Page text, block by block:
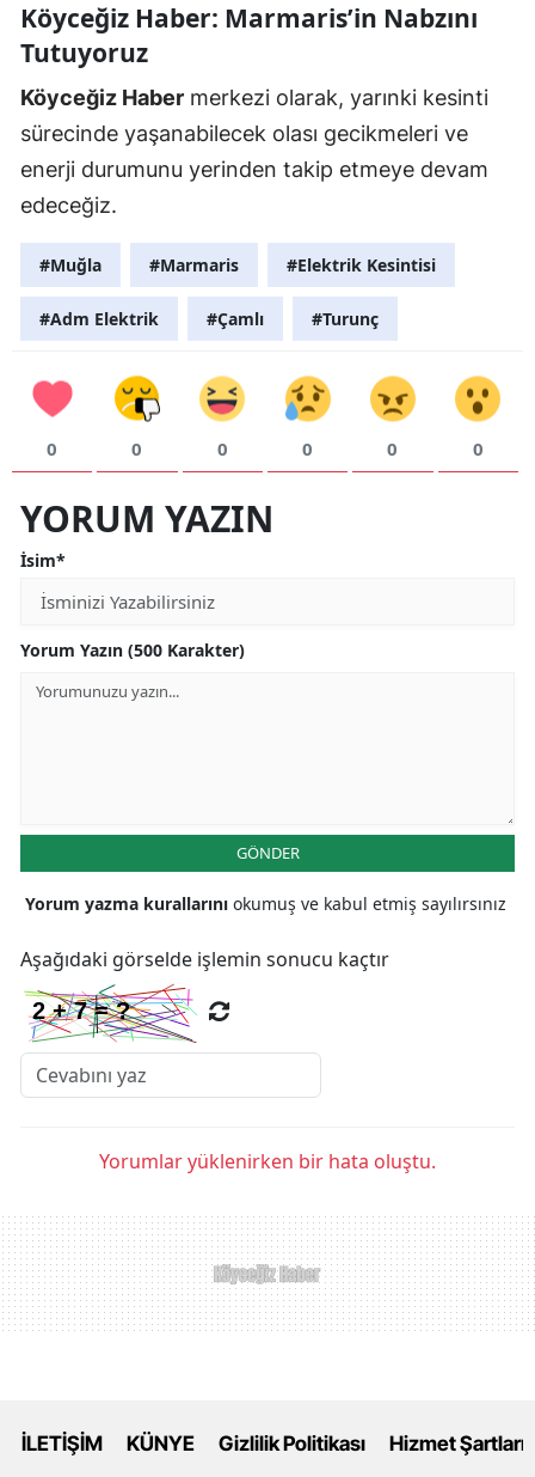
Köyceğiz Haber: Marmaris’in Nabzını
Tutuyoruz
Köyceğiz Haber merkezi olarak, yarınki kesinti
sürecinde yaşanabilecek olası gecikmeleri ve
enerji durumunu yerinden takip etmeye devam
edeceğiz.
#Muğla #Marmaris #Elektrik Kesintisi
#Adm Elektrik #Çamlı #Turunç
0 0 0 0 0 0
YORUM YAZIN
İsim*
Yorum Yazın (500 Karakter)
GÖNDER
Yorum yazma kurallarını okumuş ve kabul etmiş sayılırsınız
Aşağıdaki görselde işlemin sonucu kaçtır
Yorumlar yüklenirken bir hata oluştu.
İLETİŞİM KÜNYE Gizlilik Politikası Hizmet Şartları